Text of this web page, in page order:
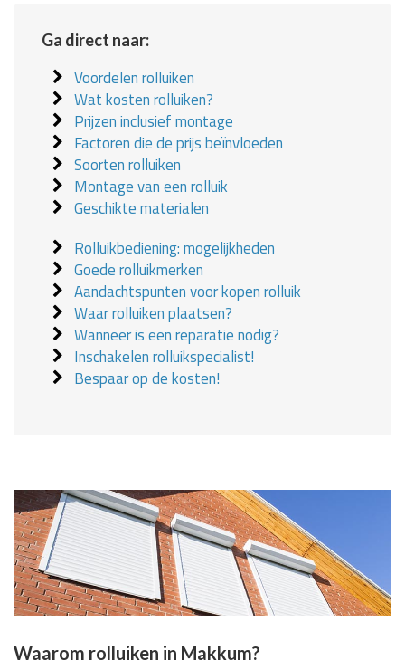
Ga direct naar:
Voordelen rolluiken
Wat kosten rolluiken?
Prijzen inclusief montage
Factoren die de prijs beïnvloeden
Soorten rolluiken
Montage van een rolluik
Geschikte materialen
Rolluikbediening: mogelijkheden
Goede rolluikmerken
Aandachtspunten voor kopen rolluik
Waar rolluiken plaatsen?
Wanneer is een reparatie nodig?
Inschakelen rolluikspecialist!
Bespaar op de kosten!
Waarom rolluiken in Makkum?